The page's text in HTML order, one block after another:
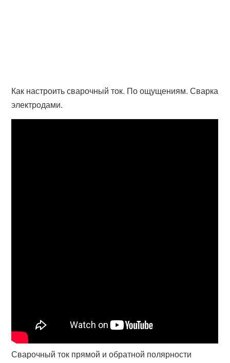
Как настроить сварочный ток. По ощущениям. Сварка
электродами.
Сварочный ток прямой и обратной полярности